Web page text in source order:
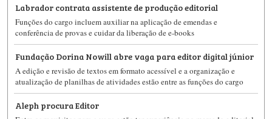
Labrador contrata assistente de produção editorial
Funções do cargo incluem auxiliar na aplicação de emendas e
conferência de provas e cuidar da liberação de e-books
Fundação Dorina Nowill abre vaga para editor digital júnior
A edição e revisão de textos em formato acessível e a organização e
atualização de planilhas de atividades estão entre as funções do cargo
Aleph procura Editor